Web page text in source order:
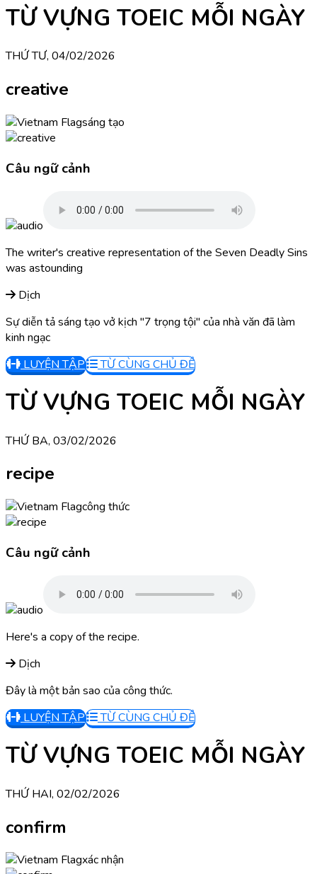
TỪ VỰNG TOEIC MỖI NGÀY
THỨ TƯ, 04/02/2026
creative
sáng tạo
Câu ngữ cảnh
The writer's creative representation of the Seven Deadly Sins
was astounding
Dịch
Sự diễn tả sáng tạo vở kịch "7 trọng tội" của nhà văn đã làm
kinh ngạc
LUYỆN TẬP
TỪ CÙNG CHỦ ĐỀ
TỪ VỰNG TOEIC MỖI NGÀY
THỨ BA, 03/02/2026
recipe
công thức
Câu ngữ cảnh
Here's a copy of the recipe.
Dịch
Đây là một bản sao của công thức.
LUYỆN TẬP
TỪ CÙNG CHỦ ĐỀ
TỪ VỰNG TOEIC MỖI NGÀY
THỨ HAI, 02/02/2026
confirm
xác nhận